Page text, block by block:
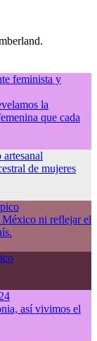
feminista y
la
que cada
de mujeres
ni reflejar el
así vivimos el